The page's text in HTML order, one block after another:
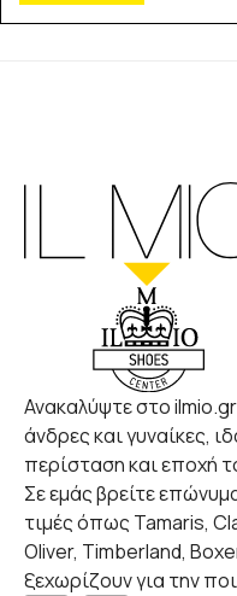
Ανακαλύψτε στο
άνδρες και γυναίκες,
περίσταση και εποχή
Σε εμάς βρείτε
τιμές όπως Tamaris,
Oliver, Timberland,
ξεχωρίζουν για την